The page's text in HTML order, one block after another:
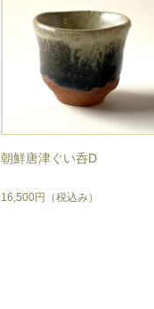
朝鮮唐津ぐい呑D
16,500円 （税込み）